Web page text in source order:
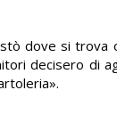
dove si trova
decisero di